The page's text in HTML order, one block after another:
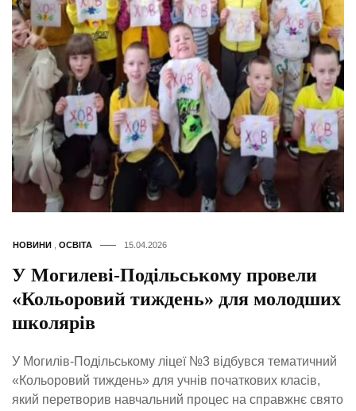
НОВИНИ , ОСВІТА 15.04.2026
У Могилеві-Подільському провели
«Кольоровий тиждень» для молодших
школярів
У Могилів-Подільському ліцеї №3 відбувся тематичний
«Кольоровий тиждень» для учнів початкових класів,
який перетворив навчальний процес на справжнє свято